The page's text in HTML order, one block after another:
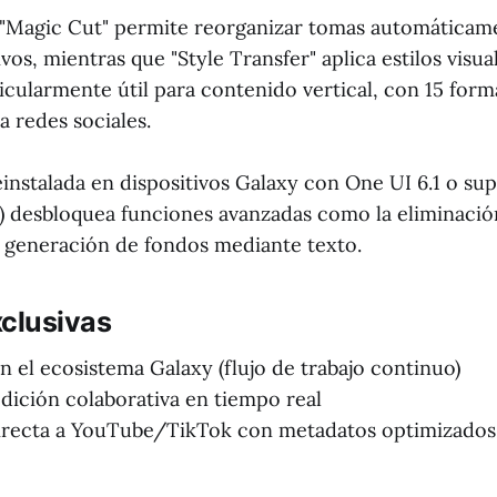
Cut" permite reorganizar tomas
mientras que "Style Transfer" aplica estilos
útil para contenido vertical, con 15
redes sociales.
en dispositivos Galaxy con One UI 6.1 o
desbloquea funciones avanzadas como la
de fondos mediante texto.
el ecosistema Galaxy (flujo de trabajo continuo)
colaborativa en tiempo real
a YouTube/TikTok con metadatos optimizados